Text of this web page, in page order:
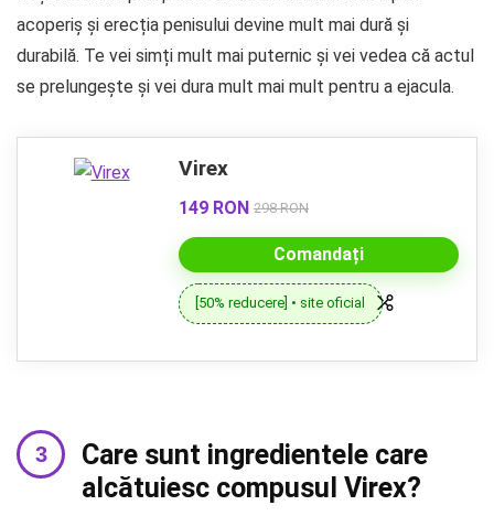
acoperiș și erecția penisului devine mult mai dură și
durabilă. Te vei simți mult mai puternic și vei vedea că actul
se prelungește și vei dura mult mai mult pentru a ejacula.
Virex
149 RON 298 RON
Comandați
[50% reducere] • site oficial
Care sunt ingredientele care
alcătuiesc compusul Virex?